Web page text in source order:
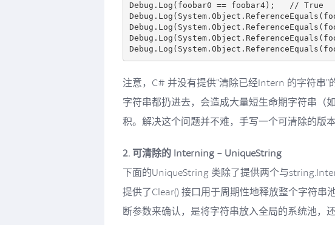
Debug.Log(foobar0 == foobar4);   // True
注意，C# 并没有提供“清除已经Intern 的字符串
字符串都扔进去，会造成大量短生命期字符串（
积。解决这个问题并不难，手写一个可清除的版本
2. 可清除的 Interning - UniqueString
下面的UniqueString 类除了提供两个与
提供了Clear() 接口用于周期性地释放整个字符串
断参数来确认，是将字符串放入全局的系统池，